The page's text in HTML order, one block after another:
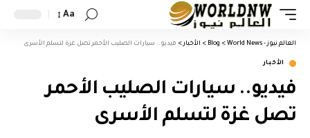
Aa
العالم نيوز - World News >
Blog
> الأخبار > فيديو.. سيارات الصليب الأحمر تصل غزة لتسلم الأسرى
الأخبار
فيديو.. سيارات الصليب الأحمر
تصل غزة لتسلم الأسرى